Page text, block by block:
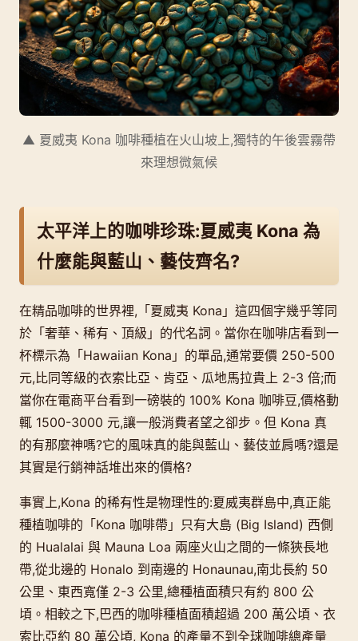
▲ 夏威夷 Kona 咖啡種植在火山坡上,獨特的午後雲霧帶
來理想微氣候
太平洋上的咖啡珍珠:夏威夷 Kona 為
什麼能與藍山、藝伎齊名?
在精品咖啡的世界裡,「夏威夷 Kona」這四個字幾乎等同
於「奢華、稀有、頂級」的代名詞。當你在咖啡店看到一
杯標示為「Hawaiian Kona」的單品,通常要價 250-500
元,比同等級的衣索比亞、肯亞、瓜地馬拉貴上 2-3 倍;而
當你在電商平台看到一磅裝的 100% Kona 咖啡豆,價格動
輒 1500-3000 元,讓一般消費者望之卻步。但 Kona 真
的有那麼神嗎?它的風味真的能與藍山、藝伎並肩嗎?還是
其實是行銷神話堆出來的價格?
事實上,Kona 的稀有性是物理性的:夏威夷群島中,真正能
種植咖啡的「Kona 咖啡帶」只有大島 (Big Island) 西側
的 Hualalai 與 Mauna Loa 兩座火山之間的一條狹長地
帶,從北邊的 Honalo 到南邊的 Honaunau,南北長約 50
公里、東西寬僅 2-3 公里,總種植面積只有約 800 公
頃。相較之下,巴西的咖啡種植面積超過 200 萬公頃、衣
索比亞約 80 萬公頃, Kona 的產量不到全球咖啡總產量